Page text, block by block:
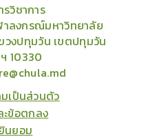
วิชาการ
ลงกรณ์มหาวิทยาลัย
วงปทุมวัน เขตปทุมวัน
10330
เป็นส่วนตัว
ะข้อตกลง
นยอม